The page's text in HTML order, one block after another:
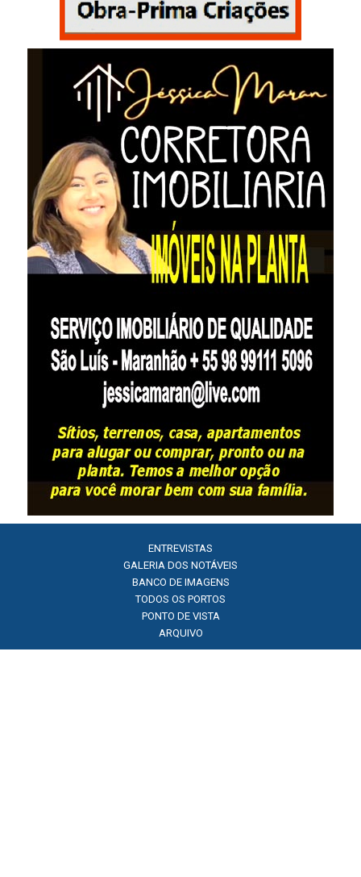
ENTREVISTAS
GALERIA DOS NOTÁVEIS
BANCO DE IMAGENS
TODOS OS PORTOS
PONTO DE VISTA
ARQUIVO